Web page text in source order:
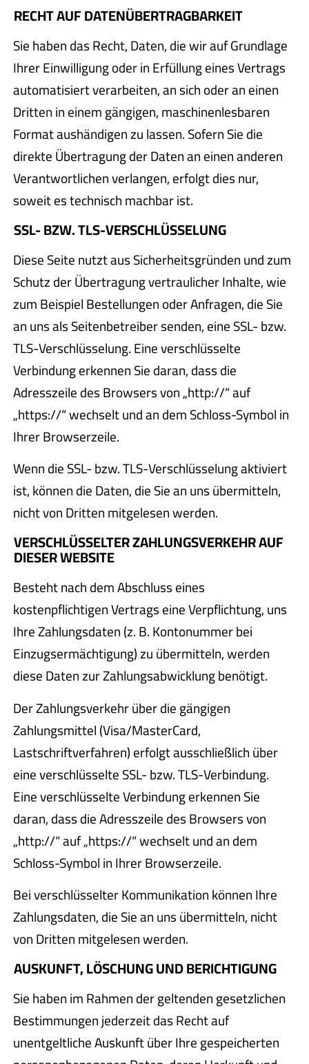
RECHT AUF DATEN­ÜBERTRAG­BARKEIT
Sie haben das Recht, Daten, die wir auf Grundlage
Ihrer Einwilligung oder in Erfüllung eines Vertrags
automatisiert verarbeiten, an sich oder an einen
Dritten in einem gängigen, maschinenlesbaren
Format aushändigen zu lassen. Sofern Sie die
direkte Übertragung der Daten an einen anderen
Verantwortlichen verlangen, erfolgt dies nur,
soweit es technisch machbar ist.
SSL- BZW. TLS-VERSCHLÜSSELUNG
Diese Seite nutzt aus Sicherheitsgründen und zum
Schutz der Übertragung vertraulicher Inhalte, wie
zum Beispiel Bestellungen oder Anfragen, die Sie
an uns als Seitenbetreiber senden, eine SSL- bzw.
TLS-Verschlüsselung. Eine verschlüsselte
Verbindung erkennen Sie daran, dass die
Adresszeile des Browsers von „http://“ auf
„https://“ wechselt und an dem Schloss-Symbol in
Ihrer Browserzeile.
Wenn die SSL- bzw. TLS-Verschlüsselung aktiviert
ist, können die Daten, die Sie an uns übermitteln,
nicht von Dritten mitgelesen werden.
VERSCHLÜSSELTER ZAHLUNGSVERKEHR AUF
DIESER WEBSITE
Besteht nach dem Abschluss eines
kostenpflichtigen Vertrags eine Verpflichtung, uns
Ihre Zahlungsdaten (z. B. Kontonummer bei
Einzugsermächtigung) zu übermitteln, werden
diese Daten zur Zahlungsabwicklung benötigt.
Der Zahlungsverkehr über die gängigen
Zahlungsmittel (Visa/MasterCard,
Lastschriftverfahren) erfolgt ausschließlich über
eine verschlüsselte SSL- bzw. TLS-Verbindung.
Eine verschlüsselte Verbindung erkennen Sie
daran, dass die Adresszeile des Browsers von
„http://“ auf „https://“ wechselt und an dem
Schloss-Symbol in Ihrer Browserzeile.
Bei verschlüsselter Kommunikation können Ihre
Zahlungsdaten, die Sie an uns übermitteln, nicht
von Dritten mitgelesen werden.
AUSKUNFT, LÖSCHUNG UND BERICHTIGUNG
Sie haben im Rahmen der geltenden gesetzlichen
Bestimmungen jederzeit das Recht auf
unentgeltliche Auskunft über Ihre gespeicherten